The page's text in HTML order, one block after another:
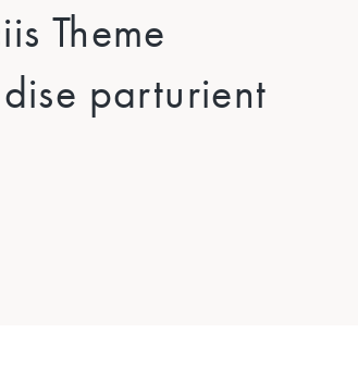
Theme
parturient